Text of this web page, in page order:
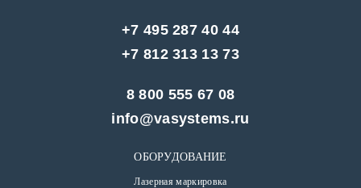
+7 495 287 40 44
+7 812 313 13 73
8 800 555 67 08
info@vasystems.ru
ОБОРУДОВАНИЕ
Лазерная маркировка